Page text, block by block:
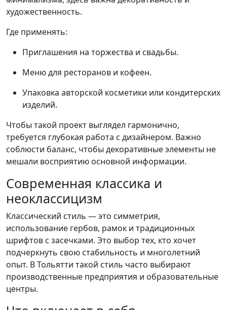
художественность.
Где применять:
Приглашения на торжества и свадьбы.
Меню для ресторанов и кофеен.
Упаковка авторской косметики или кондитерских
изделий.
Чтобы такой проект выглядел гармонично,
требуется глубокая работа с дизайнером. Важно
соблюсти баланс, чтобы декоративные элементы не
мешали восприятию основной информации.
Современная классика и
неоклассицизм
Классический стиль — это симметрия,
использование гербов, рамок и традиционных
шрифтов с засечками. Это выбор тех, кто хочет
подчеркнуть свою стабильность и многолетний
опыт. В Тольятти такой стиль часто выбирают
производственные предприятия и образовательные
центры.